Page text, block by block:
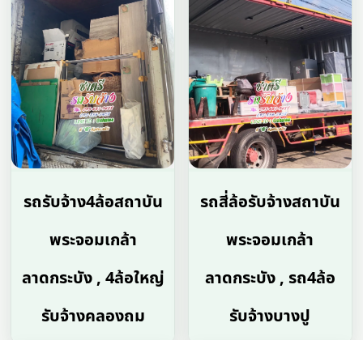
รถรับจ้าง4ล้อสถาบัน
พระจอมเกล้า
ลาดกระบัง , 4ล้อใหญ่
รับจ้างคลองถม
รถสี่ล้อรับจ้างสถาบัน
พระจอมเกล้า
ลาดกระบัง , รถ4ล้อ
รับจ้างบางปู